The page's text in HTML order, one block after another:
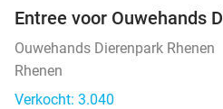
Entree voor Ouwehands
Ouwehands Dierenpark Rhenen
Rhenen
Verkocht: 3.040